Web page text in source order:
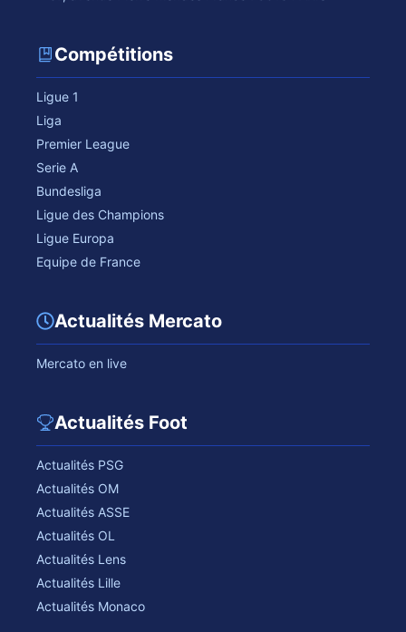
Compétitions
Ligue 1
Liga
Premier League
Serie A
Bundesliga
Ligue des Champions
Ligue Europa
Equipe de France
Actualités Mercato
Mercato en live
Actualités Foot
Actualités PSG
Actualités OM
Actualités ASSE
Actualités OL
Actualités Lens
Actualités Lille
Actualités Monaco